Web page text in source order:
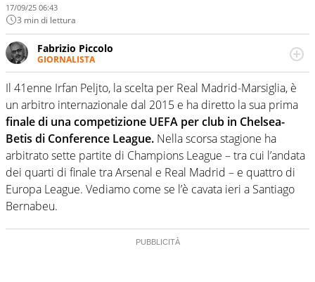
17/09/25 06:43
3 min di lettura
Fabrizio Piccolo
GIORNALISTA
Nella sua carriera ha seguito numerose manifestazioni
sportive e collaborato con agenzie e testate. Esperienza,
competenza, conoscenza e memoria storica. Si occupa
prevalentemente di calcio
Il 41enne Irfan Peljto, la scelta per Real Madrid-Marsiglia, è
un arbitro internazionale dal 2015 e ha diretto la sua prima
finale di una competizione UEFA per club in Chelsea-
Betis di Conference League. Nella scorsa stagione ha
arbitrato sette partite di Champions League – tra cui l’andata
dei quarti di finale tra Arsenal e Real Madrid – e quattro di
Europa League. Vediamo come se l’è cavata ieri a Santiago
Bernabeu.